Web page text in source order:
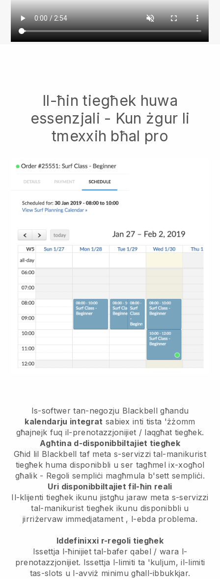
Il-ħin tiegħek huwa
essenzjali - Kun żgur li
tmexxih bħal pro
Is-softwer tan-negozju Blackbell għandu
kalendarju integrat sabiex inti tista 'żżomm
għajnejk fuq il-prenotazzjonijiet / laqgħat tiegħek.
Agħtina d-disponibbiltajiet tiegħek
Għid lil Blackbell taf meta s-servizzi tal-manikurist
tiegħek huma disponibbli u ser tagħmel ix-xogħol
għalik- Regoli sempliċi magħmula b'sett sempliċi.
Uri disponibbiltajiet fil-ħin reali
Il-klijenti tiegħek ikunu jistgħu jaraw meta s-servizzi
tal-manikurist tiegħek ikunu disponibbli u
jirriżervaw immedjatament, l-ebda problema.
Iddefinixxi r-regoli tiegħek
Issettja l-ħinijiet tal-bafer qabel / wara l-
prenotazzjonijiet. Issettja l-limiti ta 'kuljum, il-limiti
tas-slots u l-avviż minimu għall-ibbukkjar.